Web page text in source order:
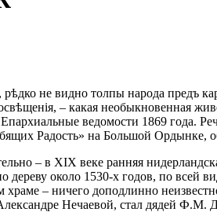
рѣдко не видно толпы народа
– какая необыкновенная
ведомости 1869 года.
Радость» на Большой Ордынке,
– в XIX веке ранняя
около 1530-х годов, по
– ничего доподлинно
Нечаевой, стал дядей Ф.М.